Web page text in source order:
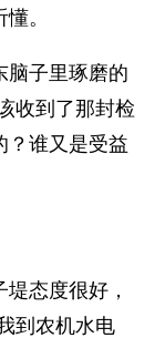
。
脑子里琢磨的
收到了那封检
？谁又是受益
态度很好，
到农机水电